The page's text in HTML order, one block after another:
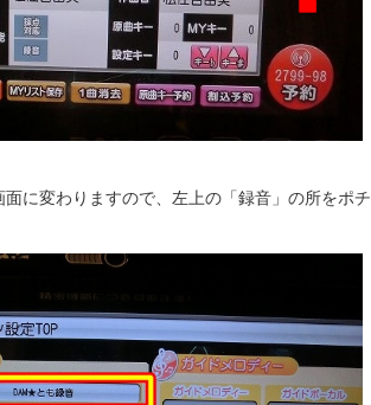
に変わりますので、左上の「録音」の所をポチ